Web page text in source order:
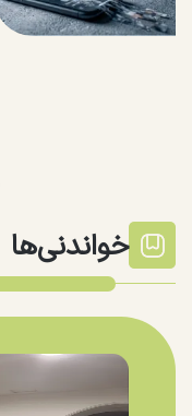
خواندنی‌ها